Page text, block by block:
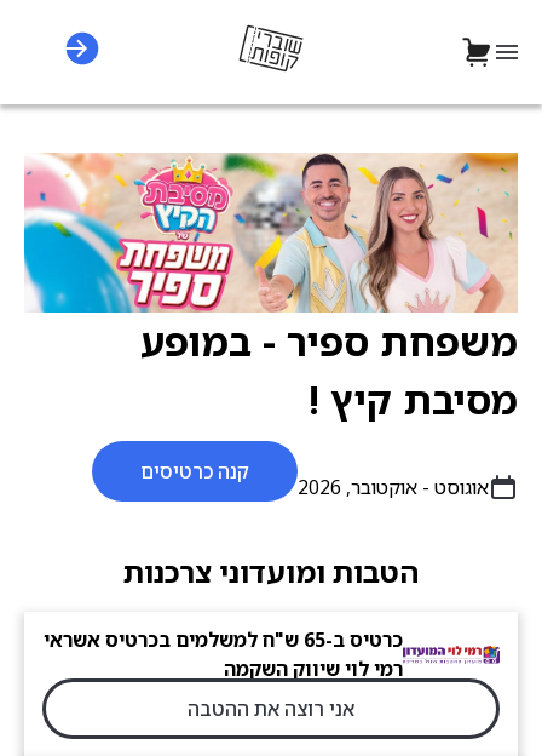
משפחת ספיר - במופע
מסיבת קיץ !
אוגוסט - אוקטובר, 2026
קנה כרטיסים
הטבות ומועדוני צרכנות
כרטיס ב-65 ש"ח למשלמים בכרטיס אשראי
רמי לוי שיווק השקמה
אני רוצה את ההטבה